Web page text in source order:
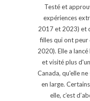
Testé et
expériences
2017 et 2023) et
filles qui ont peur
2020). Elle a
et visité plus
Canada, qu'elle
en large.
elle, c’est